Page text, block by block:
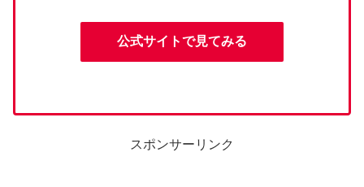
公式サイトで見てみる
スポンサーリンク